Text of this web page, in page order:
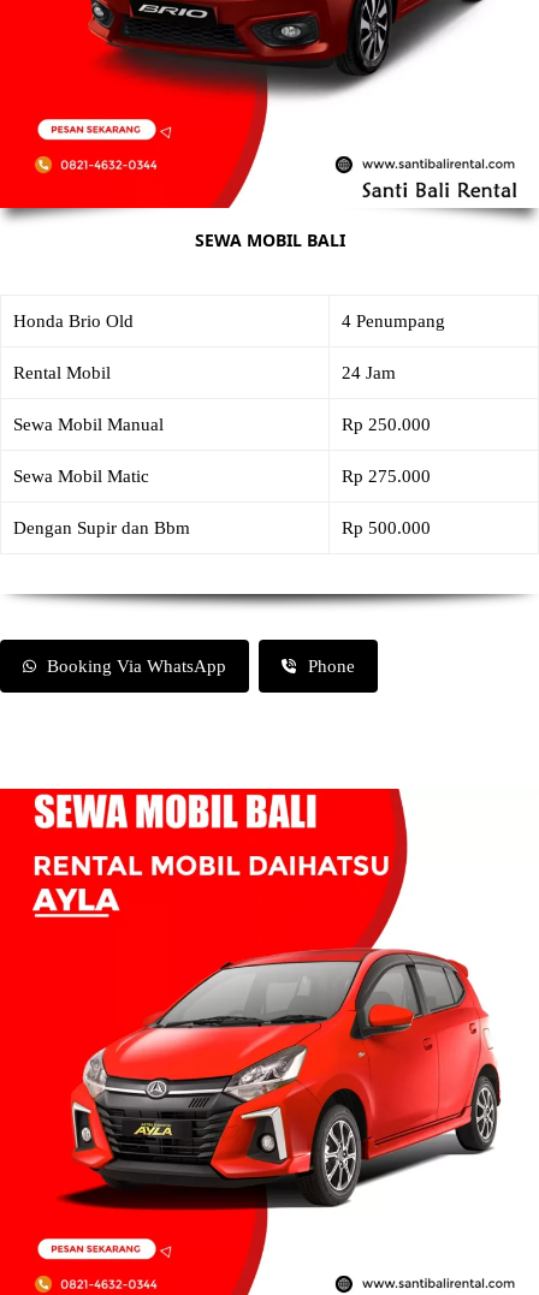
SEWA MOBIL BALI
Honda Brio Old 4 Penumpang
Rental Mobil 24 Jam
Sewa Mobil Manual Rp 250.000
Sewa Mobil Matic Rp 275.000
Dengan Supir dan Bbm Rp 500.000
Booking Via WhatsApp Phone